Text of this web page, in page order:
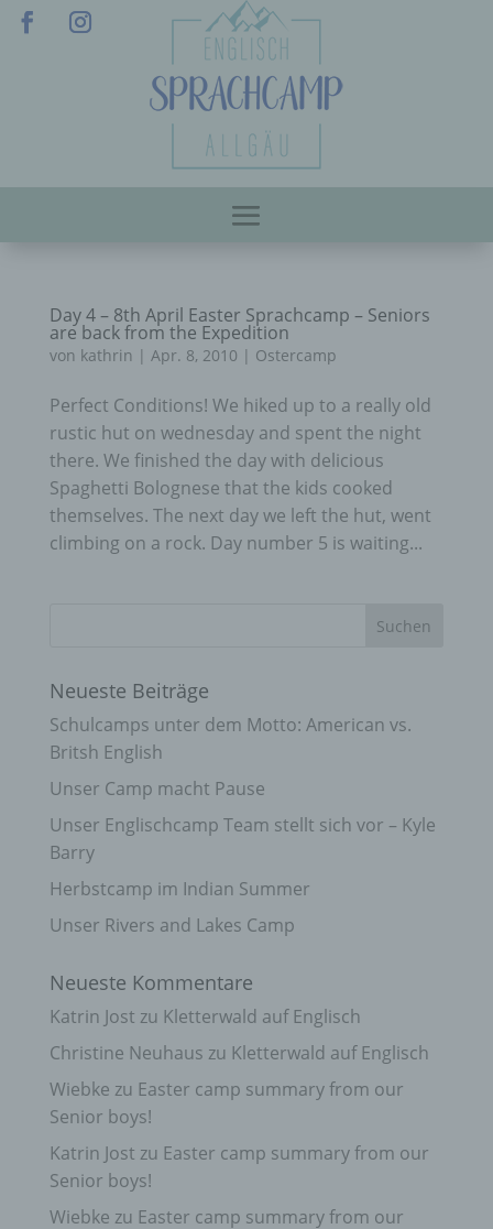
Day 4 – 8th April Easter Sprachcamp – Seniors
are back from the Expedition
von kathrin | Apr. 8, 2010 | Ostercamp
Perfect Conditions! We hiked up to a really old
rustic hut on wednesday and spent the night
there. We finished the day with delicious
Spaghetti Bolognese that the kids cooked
themselves. The next day we left the hut, went
climbing on a rock. Day number 5 is waiting...
Neueste Beiträge
Schulcamps unter dem Motto: American vs.
Britsh English
Unser Camp macht Pause
Unser Englischcamp Team stellt sich vor – Kyle
Barry
Herbstcamp im Indian Summer
Unser Rivers and Lakes Camp
Neueste Kommentare
Katrin Jost zu Kletterwald auf Englisch
Christine Neuhaus zu Kletterwald auf Englisch
Wiebke zu Easter camp summary from our
Senior boys!
Katrin Jost zu Easter camp summary from our
Senior boys!
Wiebke zu Easter camp summary from our